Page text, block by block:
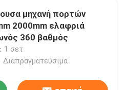
μηχανή πορτών
2000mm ελαφριά
360 βαθμός
1 σετ
Διαπραγματεύσιμα